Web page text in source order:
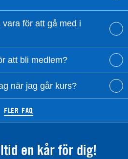
för att gå med i
att bli medlem?
när jag går kurs?
FLER FAQ
en kår för dig!